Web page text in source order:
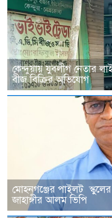
কেন্দুয়ায় যুবলীগ নেতার
বীজ বিক্রির অভিযোগ
মোহনগঞ্জের পাইলট
জাহাঙ্গীর আলম ভিপি